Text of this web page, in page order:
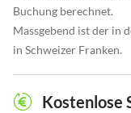
Buchung berechnet.
Massgebend ist der in
in Schweizer Franken.
Kostenlose